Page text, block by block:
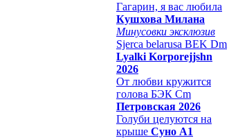
Гагарин, я вас любила
Кушхова Милана
Минусовки эксклюзив
Sjerca belarusa BEK Dm
Lyalki Korporejjshn
2026
От любви кружится
голова БЭК Cm
Петровская 2026
Голуби целуются на
крыше Суно А1